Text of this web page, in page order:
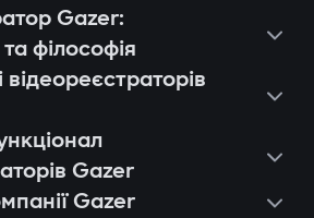
Gazer:
філософія
Gazer
Gazer